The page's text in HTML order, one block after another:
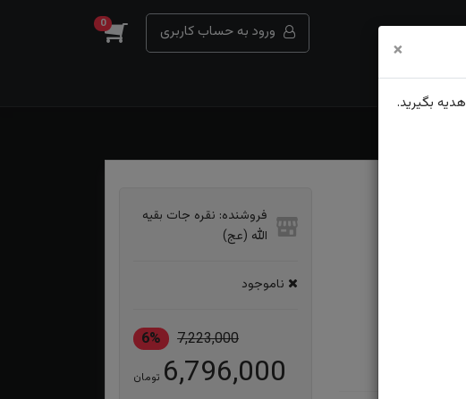
ورود به حساب کاربری 0
فروشنده: نقره جات بقیه
الله (عج)
ناموجود
7,223,000
6%
6,796,000 تومان
×
هدیه بگیرید.